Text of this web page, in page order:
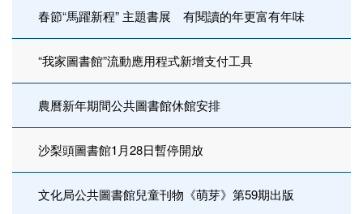
春節“馬躍新程” 主題書展 有閱讀的年更富有年味
“我家圖書館”流動應用程式新增支付工具
農曆新年期間公共圖書館休館安排
沙梨頭圖書館1月28日暫停開放
文化局公共圖書館兒童刊物《萌芽》第59期出版